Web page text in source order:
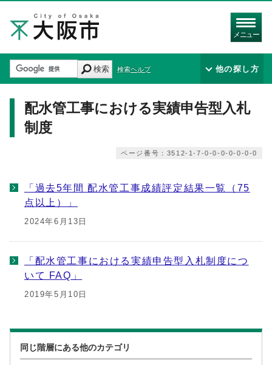
メニュー
検索 検索ヘルプ 他の探し方
配水管工事における実績申告型入札
制度
ページ番号：3512-1-7-0-0-0-0-0-0-0
「過去5年間 配水管工事成績評定結果一覧（75
点以上）」
2024年6月13日
「配水管工事における実績申告型入札制度につ
いて FAQ」
2019年5月10日
同じ階層にある他のカテゴリ